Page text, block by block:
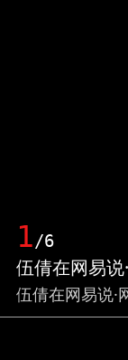
1/6
伍倩在网易
伍倩在网易说·